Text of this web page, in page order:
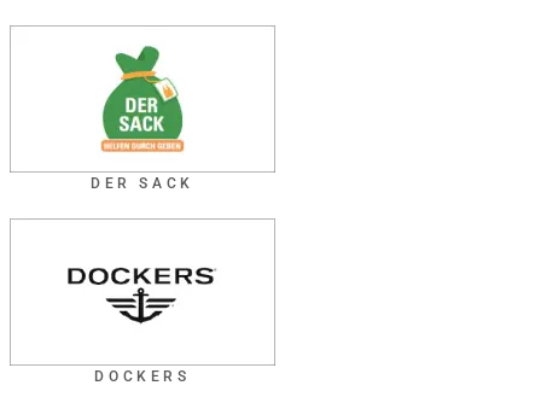
DER SACK
DOCKERS